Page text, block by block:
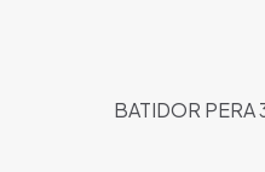
BATIDOR